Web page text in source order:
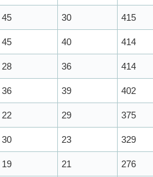
45 30 415
45 40 414
28 36 414
36 39 402
22 29 375
30 23 329
19 21 276